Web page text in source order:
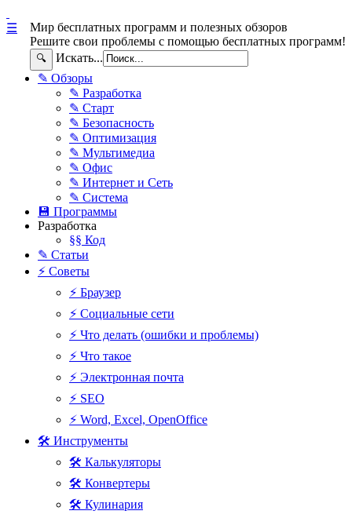
Мир бесплатных программ и полезных обзоров
Решите свои проблемы с помощью бесплатных программ!
🔍 Искать...
☰
✎ Обзоры
✎ Разработка
✎ Старт
✎ Безопасность
✎ Оптимизация
✎ Мультимедиа
✎ Офис
✎ Интернет и Сеть
✎ Система
💾 Программы
Разработка
§§ Код
✎ Статьи
⚡ Советы
⚡ Браузер
⚡ Социальные сети
⚡ Что делать (ошибки и проблемы)
⚡ Что такое
⚡ Электронная почта
⚡ SEO
⚡ Word, Excel, OpenOffice
🛠 Инструменты
🛠 Калькуляторы
🛠 Конвертеры
🛠 Кулинария